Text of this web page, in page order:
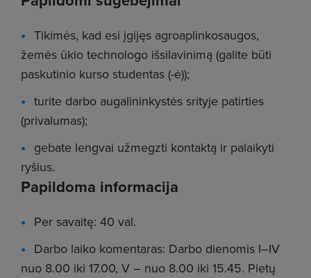
Tikimės, kad esi įgijęs agroaplinkosaugos,
žemės ūkio technologo išsilavinimą (galite būti
paskutinio kurso studentas (-ė));
turite darbo augalininkystės srityje patirties
(privalumas);
gebate lengvai užmegzti kontaktą ir palaikyti
ryšius.
Papildoma informacija
Per savaitę: 40 val.
Darbo laiko komentaras: Darbo dienomis I–IV
nuo 8.00 iki 17.00, V – nuo 8.00 iki 15.45. Pietų